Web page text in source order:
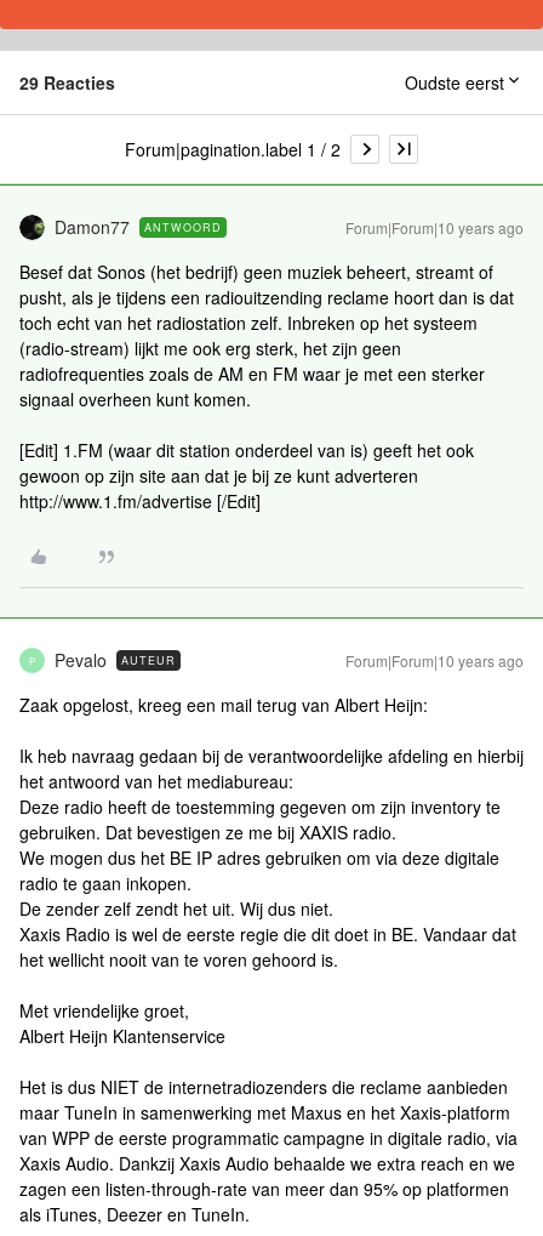
29 Reacties Oudste eerst
Forum|pagination.label 1 / 2
Damon77 ANTWOORD Forum|Forum|10 years ago
Besef dat Sonos (het bedrijf) geen muziek beheert, streamt of
pusht, als je tijdens een radiouitzending reclame hoort dan is dat
toch echt van het radiostation zelf. Inbreken op het systeem
(radio-stream) lijkt me ook erg sterk, het zijn geen
radiofrequenties zoals de AM en FM waar je met een sterker
signaal overheen kunt komen.
[Edit] 1.FM (waar dit station onderdeel van is) geeft het ook
gewoon op zijn site aan dat je bij ze kunt adverteren
http://www.1.fm/advertise [/Edit]
P Pevalo AUTEUR Forum|Forum|10 years ago
Zaak opgelost, kreeg een mail terug van Albert Heijn:
Ik heb navraag gedaan bij de verantwoordelijke afdeling en hierbij
het antwoord van het mediabureau:
Deze radio heeft de toestemming gegeven om zijn inventory te
gebruiken. Dat bevestigen ze me bij XAXIS radio.
We mogen dus het BE IP adres gebruiken om via deze digitale
radio te gaan inkopen.
De zender zelf zendt het uit. Wij dus niet.
Xaxis Radio is wel de eerste regie die dit doet in BE. Vandaar dat
het wellicht nooit van te voren gehoord is.
Met vriendelijke groet,
Albert Heijn Klantenservice
Het is dus NIET de internetradiozenders die reclame aanbieden
maar TuneIn in samenwerking met Maxus en het Xaxis-platform
van WPP de eerste programmatic campagne in digitale radio, via
Xaxis Audio. Dankzij Xaxis Audio behaalde we extra reach en we
zagen een listen-through-rate van meer dan 95% op platformen
als iTunes, Deezer en TuneIn.